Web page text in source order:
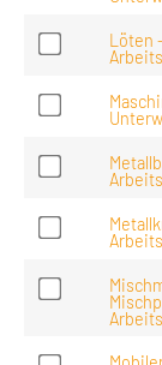
Löten